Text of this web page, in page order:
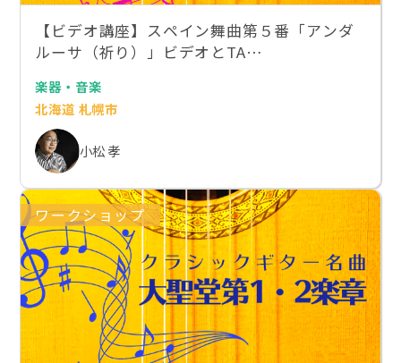
【ビデオ講座】スペイン舞曲第５番「アンダ
ルーサ（祈り）」ビデオとTA…
楽器・音楽
北海道 札幌市
小松 孝
ワークショップ